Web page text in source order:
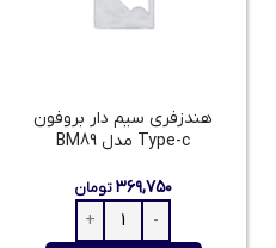
هندزفری سیم دار بروفون
Type-c مدل BM89
۳۶۹,۷۵۰تومان